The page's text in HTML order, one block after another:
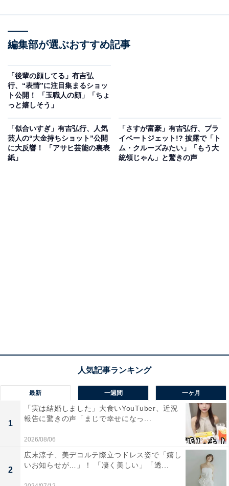
編集部が選ぶおすすめ記事
「後輩の顔してる」有吉弘
行、“表情”に注目集まるショッ
ト公開！ 「玉職人の顔」「ちょ
っと嬉しそう」
「似合いすぎ」有吉弘行、人気
芸人の“大金持ちショット”公開
に大反響！ 「アサヒ芸能の裏表
紙」
「さすが富豪」有吉弘行、プラ
イベートジェット!? 披露で「ト
ム・クルーズみたい」「もう大
統領じゃん」と驚きの声
最新 一週間 一ヶ月
1
「実は結婚しました」大食いYouTuber、近況
報告に驚きの声「まじで幸せになっ...
2026/08/06
2
広末涼子、美デコルテ際立つドレス姿で「嬉し
いお知らせが…」！ 「凄く美しい」「透...